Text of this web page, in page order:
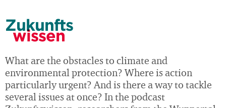
Zukunfts
wissen
What are the obstacles to climate and
environmental protection? Where is action
particularly urgent? And is there a way to tackle
several issues at once? In the podcast